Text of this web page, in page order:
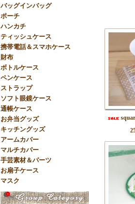
バッグインバッグ
ポーチ
ハンカチ
ティッシュケース
携帯電話＆スマホケース
財布
ボトルケース
ペンケース
ストラップ
ソフト眼鏡ケース
通帳ケース
お弁当グッズ
キッチングッズ
アームカバー
マルチカバー
手芸素材＆パーツ
お扇子ケース
マスク